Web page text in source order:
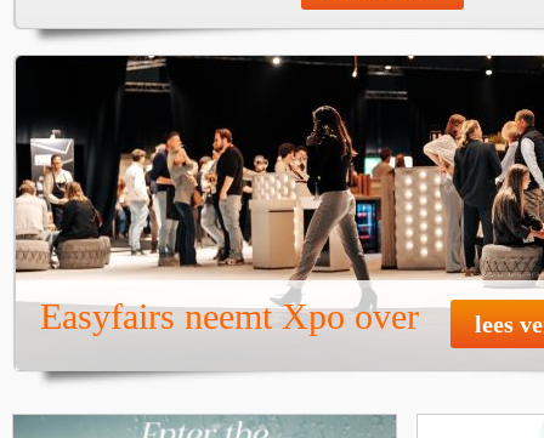
Easyfairs neemt Xpo over lees